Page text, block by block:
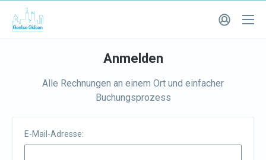
Anmelden
Alle Rechnungen an einem Ort und einfacher
Buchungsprozess
E-Mail-Adresse: